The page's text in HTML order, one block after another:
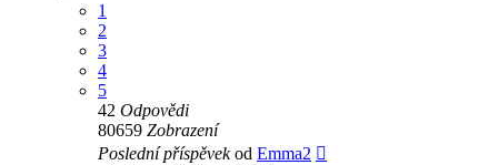
1
2
3
4
5
42 Odpovědi
80659 Zobrazení
Poslední příspěvekod Emma2